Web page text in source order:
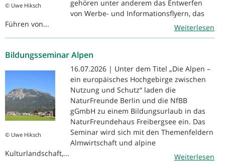
© Uwe Hiksch
gehören unter anderem das Entwerfen
von Werbe- und Informationsflyern, das
Führen von...
Weiterlesen
Bildungsseminar Alpen
© Uwe Hiksch
16.07.2026 | Unter dem Titel „Die Alpen –
ein europäisches Hochgebirge zwischen
Nutzung und Schutz“ laden die
NaturFreunde Berlin und die NfBB
gGmbH zu einem Bildungsurlaub in das
NaturFreundehaus Freibergsee ein. Das
Seminar wird sich mit den Themenfeldern
Almwirtschaft und alpine
Kulturlandschaft,...
Weiterlesen